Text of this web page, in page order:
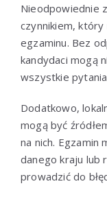
Nieodpowiednie
czynnikiem, który
egzaminu. Bez
kandydaci mogą
wszystkie
Dodatkowo,
mogą być
na nich. Egzamin
danego kraju lub
prowadzić do